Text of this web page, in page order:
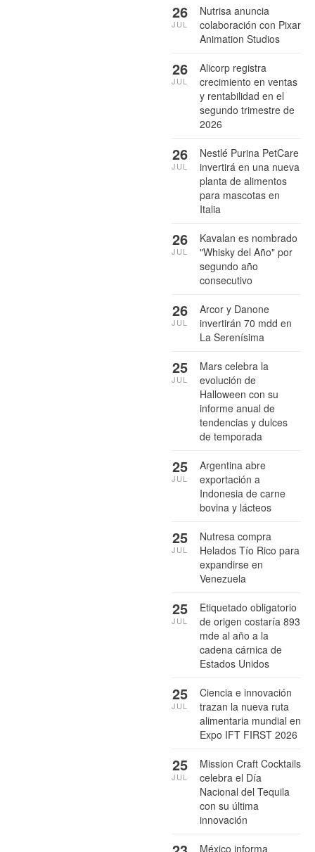
Nutrisa anuncia
colaboración con Pixar
Animation Studios
26
JUL
Alicorp registra
crecimiento en ventas
y rentabilidad en el
segundo trimestre de
2026
26
JUL
Nestlé Purina PetCare
invertirá en una nueva
planta de alimentos
para mascotas en
Italia
26
JUL
Kavalan es nombrado
"Whisky del Año" por
segundo año
consecutivo
26
JUL
Arcor y Danone
invertirán 70 mdd en
La Serenísima
26
JUL
Mars celebra la
evolución de
Halloween con su
informe anual de
tendencias y dulces
de temporada
25
JUL
Argentina abre
exportación a
Indonesia de carne
bovina y lácteos
25
JUL
Nutresa compra
Helados Tío Rico para
expandirse en
Venezuela
25
JUL
Etiquetado obligatorio
de origen costaría 893
mde al año a la
cadena cárnica de
Estados Unidos
25
JUL
Ciencia e innovación
trazan la nueva ruta
alimentaria mundial en
Expo IFT FIRST 2026
25
JUL
Mission Craft Cocktails
celebra el Día
Nacional del Tequila
con su última
innovación
25
JUL
México informa